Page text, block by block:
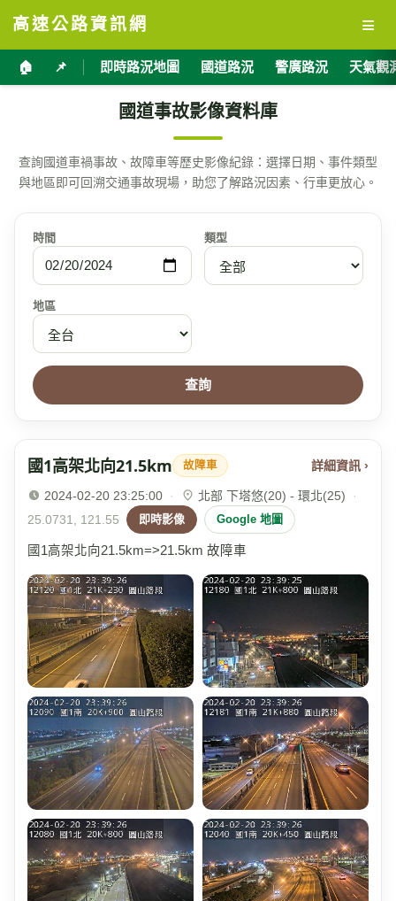
高速公路資訊網 ≡
🏠 📌 即時路況地圖 國道路況 警廣路況 天氣觀
國道事故影像資料庫
查詢國道車禍事故、故障車等歷史影像紀錄：選擇日期、事件類型
與地區即可回溯交通事故現場，助您了解路況因素、行車更放心。
時間 類型
地區
查詢
國1高架北向21.5km 故障車 詳細資訊 ›
2024-02-20 23:25:00 · 北部 下塔悠(20) - 環北(25)
·
25.0731, 121.55
即時影像 Google 地圖
國1高架北向21.5km=>21.5km 故障車